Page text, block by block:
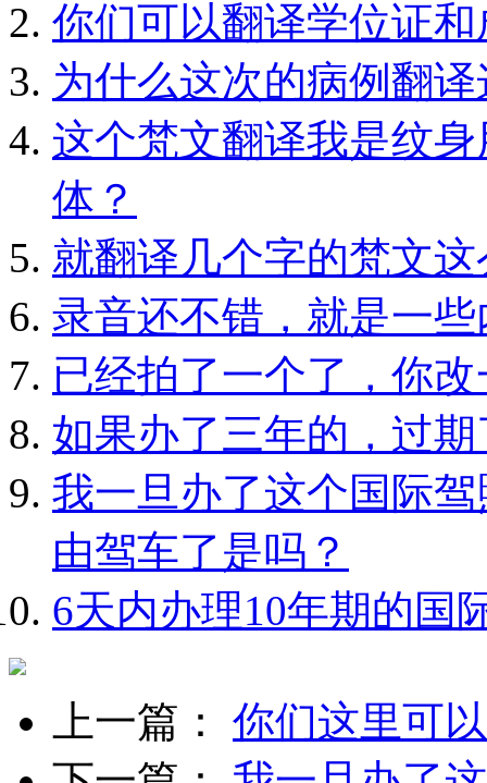
你们可以翻译学位证
为什么这次的病例翻
这个梵文翻译我是纹
体？
就翻译几个字的梵文
录音还不错，就是一
已经拍了一个了，你
如果办了三年的，过
我一旦办了这个国际
由驾车了是吗？
6天内办理10年期的国
上一篇： 你们这里可